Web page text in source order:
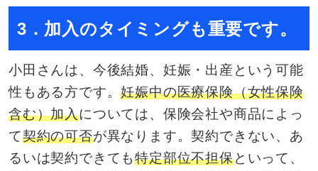
3．加入のタイミングも重要です。
小田さんは、今後結婚、妊娠・出産という可能
性もある方です。妊娠中の医療保険（女性保険
含む）加入については、保険会社や商品によっ
て契約の可否が異なります。契約できない、あ
るいは契約できても特定部位不担保といって、